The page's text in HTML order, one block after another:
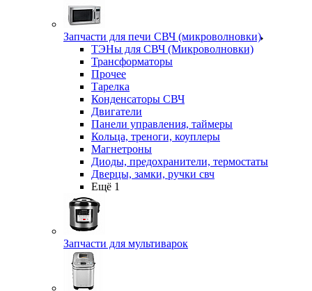
Запчасти для печи СВЧ (микроволновки)
ТЭНы для СВЧ (Микроволновки)
Трансформаторы
Прочее
Тарелка
Конденсаторы СВЧ
Двигатели
Панели управления, таймеры
Кольца, треноги, коуплеры
Магнетроны
Диоды, предохранители, термостаты
Дверцы, замки, ручки свч
Ещё 1
Запчасти для мультиварок